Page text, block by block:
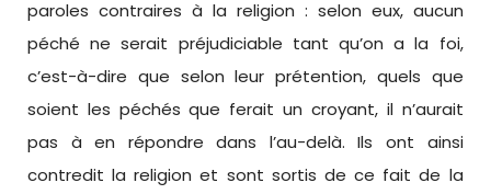
paroles contraires à la religion : selon eux, aucun
péché ne serait préjudiciable tant qu’on a la foi,
c’est-à-dire que selon leur prétention, quels que
soient les péchés que ferait un croyant, il n’aurait
pas à en répondre dans l’au-delà. Ils ont ainsi
contredit la religion et sont sortis de ce fait de la